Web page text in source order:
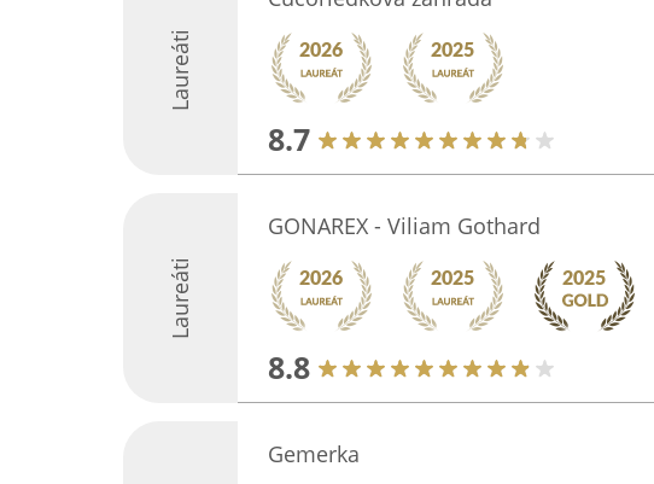
Laureáti
8.7
Laureáti
GONAREX - Viliam Gothard
8.8
Gemerka